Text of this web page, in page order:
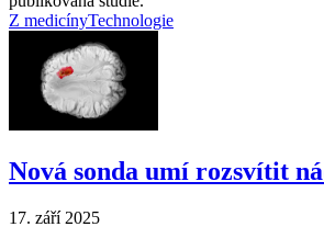
Z medicínyTechnologie
Nová sonda umí rozsvítit
17. září 2025